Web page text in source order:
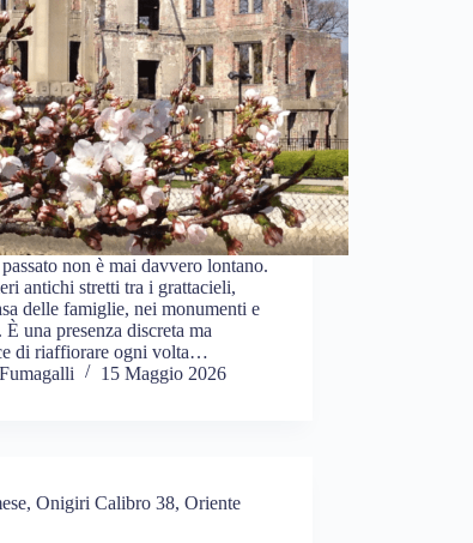
non è mai davvero lontano.
antichi stretti tra i grattacieli,
delle famiglie, nei monumenti e
una presenza discreta ma
di riaffiorare ogni volta…
15 Maggio 2026
,Onigiri Calibro 38,Oriente